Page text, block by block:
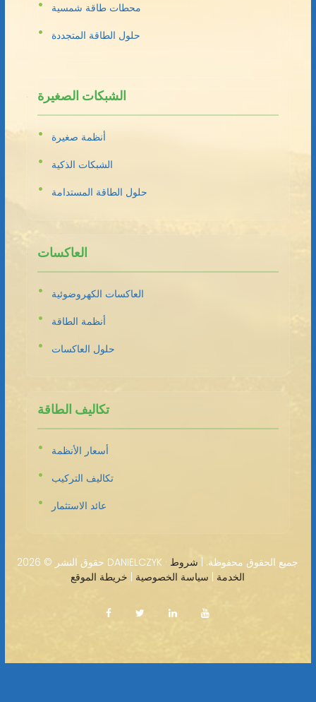
محطات طاقة شمسية
حلول الطاقة المتجددة
الشبكات الصغيرة
أنظمة صغيرة
الشبكات الذكية
حلول الطاقة المستدامة
العاكسات
العاكسات الكهروضوئية
أنظمة الطاقة
حلول العاكسات
تكاليف الطاقة
أسعار الأنظمة
تكاليف التركيب
عائد الاستثمار
حقوق النشر © 2026 DANIELCZYK · جميع الحقوق محفوظة. | شروط
الخدمة
سياسة الخصوصية خريطة الموقع